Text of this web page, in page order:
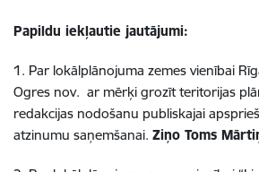
Papildu iekļautie jautājumi:
1. Par lokālplānojuma zemes vienībai
Ogres nov. ar mērķi grozīt teritorijas
redakcijas nodošanu publiskajai
atzinumu saņemšanai. Ziņo Toms